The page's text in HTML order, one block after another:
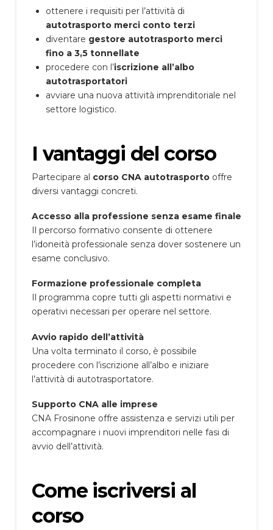
ottenere i requisiti per l’attività di
autotrasporto merci conto terzi
diventare gestore autotrasporto merci
fino a 3,5 tonnellate
procedere con l’iscrizione all’albo
autotrasportatori
avviare una nuova attività imprenditoriale nel
settore logistico.
I vantaggi del corso
Partecipare al corso CNA autotrasportooffre
diversi vantaggi concreti.
Accesso alla professione senza esame finale
Il percorso formativo consente di ottenere
l’idoneità professionale senza dover sostenere un
esame conclusivo.
Formazione professionale completa
Il programma copre tutti gli aspetti normativi e
operativi necessari per operare nel settore.
Avvio rapido dell’attività
Una volta terminato il corso, è possibile
procedere con l’iscrizione all’albo e iniziare
l’attività di autotrasportatore.
Supporto CNA alle imprese
CNA Frosinone offre assistenza e servizi utili per
accompagnare i nuovi imprenditori nelle fasi di
avvio dell’attività.
Come iscriversi al
corso